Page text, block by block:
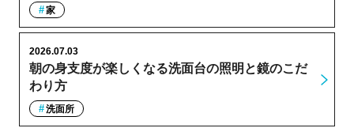
家
朝の身支度が楽しくなる洗面台の照明と鏡のこだ
わり方
2026.07.03
洗面所